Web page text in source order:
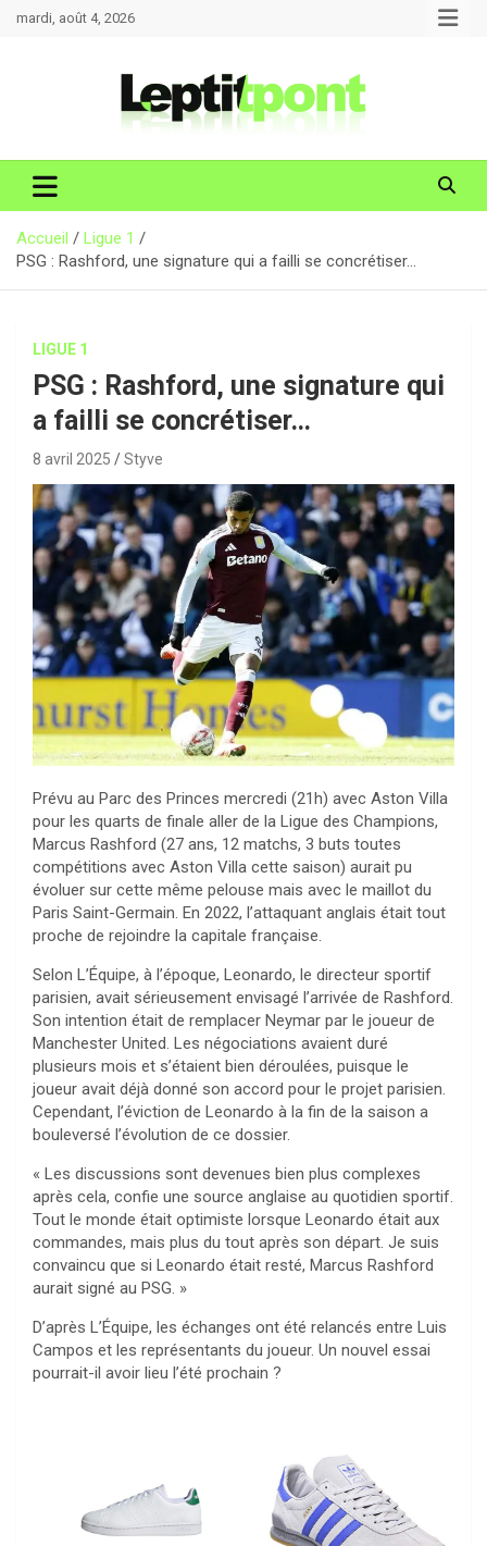
mardi, août 4, 2026
Accueil
Ligue 1
PSG : Rashford, une signature qui a failli se concrétiser…
LIGUE 1
PSG : Rashford, une signature qui
a failli se concrétiser…
8 avril 2025 Styve
Prévu au Parc des Princes mercredi (21h) avec Aston Villa
pour les quarts de finale aller de la Ligue des Champions,
Marcus Rashford (27 ans, 12 matchs, 3 buts toutes
compétitions avec Aston Villa cette saison) aurait pu
évoluer sur cette même pelouse mais avec le maillot du
Paris Saint-Germain. En 2022, l’attaquant anglais était tout
proche de rejoindre la capitale française.
Selon L’Équipe, à l’époque, Leonardo, le directeur sportif
parisien, avait sérieusement envisagé l’arrivée de Rashford.
Son intention était de remplacer Neymar par le joueur de
Manchester United. Les négociations avaient duré
plusieurs mois et s’étaient bien déroulées, puisque le
joueur avait déjà donné son accord pour le projet parisien.
Cependant, l’éviction de Leonardo à la fin de la saison a
bouleversé l’évolution de ce dossier.
« Les discussions sont devenues bien plus complexes
après cela, confie une source anglaise au quotidien sportif.
Tout le monde était optimiste lorsque Leonardo était aux
commandes, mais plus du tout après son départ. Je suis
convaincu que si Leonardo était resté, Marcus Rashford
aurait signé au PSG. »
D’après L’Équipe, les échanges ont été relancés entre Luis
Campos et les représentants du joueur. Un nouvel essai
pourrait-il avoir lieu l’été prochain ?